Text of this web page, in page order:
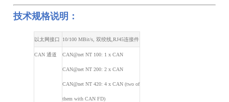
技术规格说明：
以太网接口 10/100 MBit/s, 双绞线,RJ45连接件
CAN 通道 CAN@net NT 100: 1 x CAN
CAN@net NT 200: 2 x CAN
CAN@net NT 420: 4 x CAN (two of
them with CAN FD)